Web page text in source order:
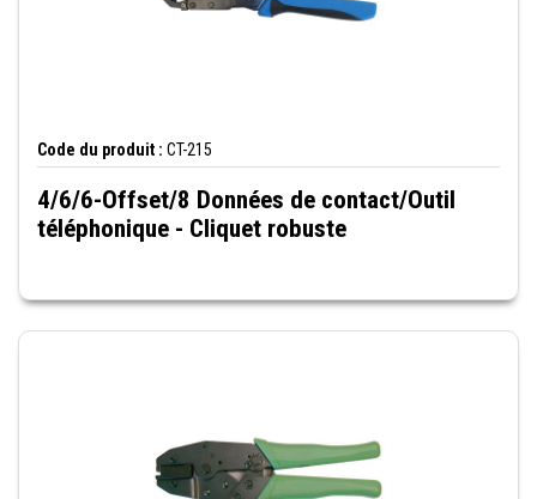
Code du produit : CT-215
4/6/6-Offset/8 Données de contact/Outil
téléphonique - Cliquet robuste